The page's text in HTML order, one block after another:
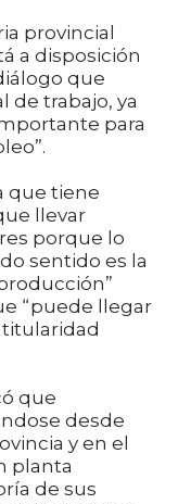
provincial
a disposición
que
de trabajo, ya
para
que tiene
llevar
porque lo
sentido es la
“puede llegar
que
desde
y en el
planta
de sus